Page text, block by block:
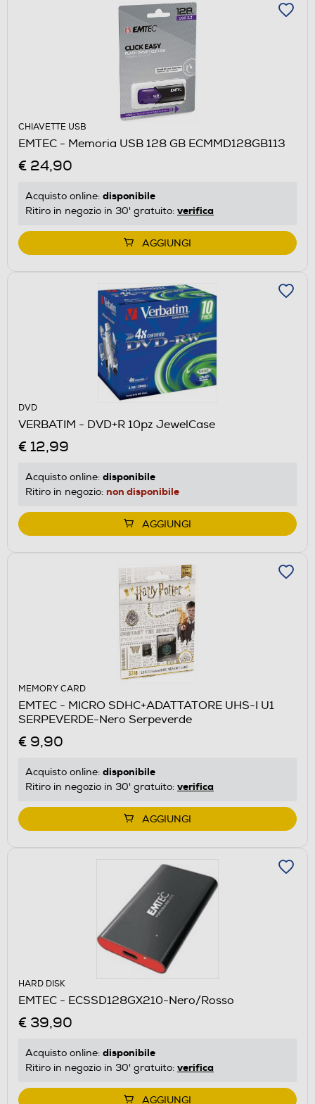
CHIAVETTE USB
EMTEC - Memoria USB 128 GB ECMMD128GB113
€ 24,90
Acquisto online: disponibile
Ritiro in negozio in 30' gratuito: verifica
AGGIUNGI
DVD
VERBATIM - DVD+R 10pz JewelCase
€ 12,99
Acquisto online: disponibile
Ritiro in negozio: non disponibile
AGGIUNGI
MEMORY CARD
EMTEC - MICRO SDHC+ADATTATORE UHS-I U1
SERPEVERDE-Nero Serpeverde
€ 9,90
Acquisto online: disponibile
Ritiro in negozio in 30' gratuito: verifica
AGGIUNGI
HARD DISK
EMTEC - ECSSD128GX210-Nero/Rosso
€ 39,90
Acquisto online: disponibile
Ritiro in negozio in 30' gratuito: verifica
AGGIUNGI